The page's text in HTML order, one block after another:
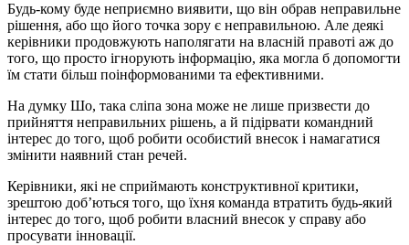
Будь-кому буде неприємно виявити, що він обрав неправильне
рішення, або що його точка зору є неправильною. Але деякі
керівники продовжують наполягати на власній правоті аж до
того, що просто ігнорують інформацію, яка могла б допомогти
їм стати більш поінформованими та ефективними.
На думку Шо, така сліпа зона може не лише призвести до
прийняття неправильних рішень, а й підірвати командний
інтерес до того, щоб робити особистий внесок і намагатися
змінити наявний стан речей.
Керівники, які не сприймають конструктивної критики,
зрештою доб’ються того, що їхня команда втратить будь-який
інтерес до того, щоб робити власний внесок у справу або
просувати інновації.